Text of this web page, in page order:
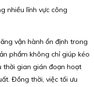
nhiều lĩnh vực công
vận hành ổn định trong
phẩm không chỉ giúp kéo
thời gian gián đoạn hoạt
Đồng thời, việc tối ưu